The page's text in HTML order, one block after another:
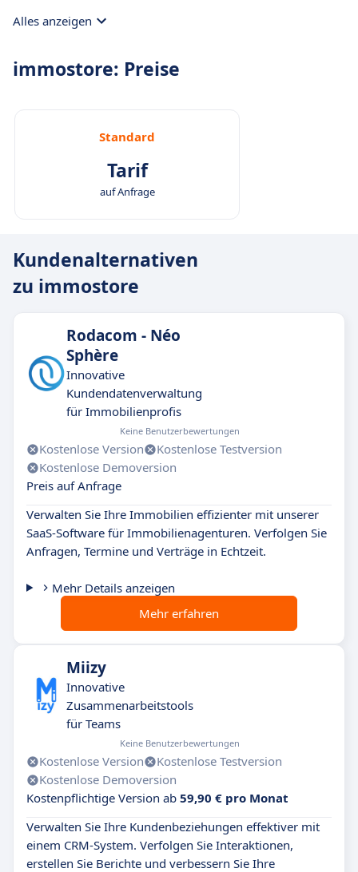
Alles anzeigen
immostore: Preise
Standard
Tarif
auf Anfrage
Kundenalternativen
zu immostore
Rodacom - Néo
Sphère
Innovative
Kundendatenverwaltung
für Immobilienprofis
Keine Benutzerbewertungen
Kostenlose Version
Kostenlose Testversion
Kostenlose Demoversion
Preis auf Anfrage
Verwalten Sie Ihre Immobilien effizienter mit unserer
SaaS-Software für Immobilienagenturen. Verfolgen Sie
Anfragen, Termine und Verträge in Echtzeit.
Mehr Details anzeigen
Mehr erfahren
Miizy
Innovative
Zusammenarbeitstools
für Teams
Keine Benutzerbewertungen
Kostenlose Version
Kostenlose Testversion
Kostenlose Demoversion
Kostenpflichtige Version ab 59,90 € pro Monat
Verwalten Sie Ihre Kundenbeziehungen effektiver mit
einem CRM-System. Verfolgen Sie Interaktionen,
erstellen Sie Berichte und verbessern Sie Ihre